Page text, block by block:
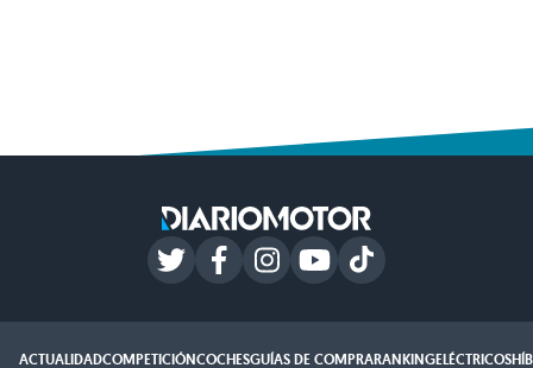
ACTUALIDADCOMPETICIÓNCOCHESGUÍAS DE COMPRARANKINGELÉCTRICOS